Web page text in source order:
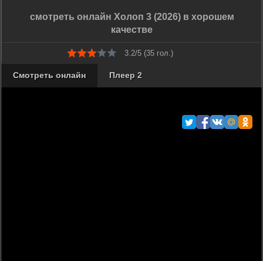
смотреть онлайн Холоп 3 (2026) в хорошем
качестве
3.2/5 (35 гол.)
Смотреть онлайн Плеер 2